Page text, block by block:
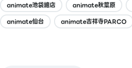
animate池袋總店
animate秋葉原
animate仙台
animate吉祥寺PARCO